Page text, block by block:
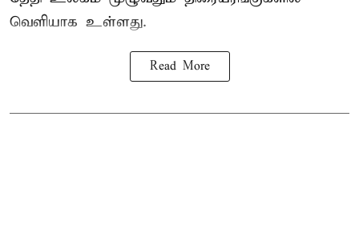
வெளியாக உள்ளது.
Read More